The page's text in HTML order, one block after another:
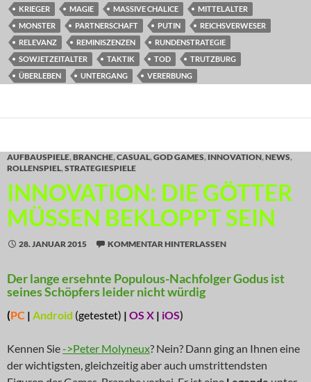
KRIEGER
MAGIE MASSIVE CHALICE
MITTELALTER
MONSTER
PARTNERSCHAFT PUTIN
REICHSVERWESER
RELEVANZ
REMINISZENZEN
RUNDENSTRATEGIE
SOWJETZEITALTER
TAKTIK TOD
TRUTZBURG
ÜBERLEBEN
UNTERGANG VERERBUNG
AUFBAUSPIELE,BRANCHE,CASUAL,GOD GAMES, INNOVATION,NEWS,
ROLLENSPIEL,STRATEGIESPIELE
INNOVATION: DIE GÖTTER
MÜSSEN BEKLOPPT SEIN
28. JANUAR 2015 KOMMENTAR HINTERLASSEN
Der lange ersehnte Populous-Nachfolger Godus ist
seines Schöpfers leider nicht würdig
(PC | Android (getestet) | OS X | iOS)
Kennen Sie->Peter Molyneux? Nein? Dann ging an Ihnen eine
der wichtigsten, gleichzeitig aber auch umstrittendsten